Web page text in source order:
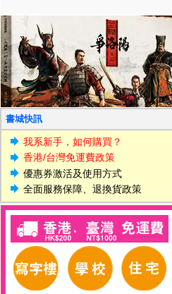
書城快訊
我系新手，如何購買？
香港/台灣免運費政策
優惠券激活及使用方式
全面服務保障、退換貨政策